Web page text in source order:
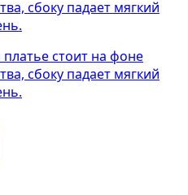
стоит на фоне
сбоку падает мягкий